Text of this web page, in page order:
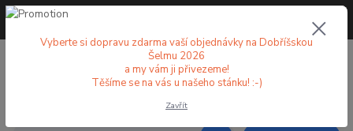
+420 773 998 582
Vyberte si dopravu zdarma vaší objednávky na Dobříšskou
Šelmu 2026
a my vám ji přivezeme!
Těšíme se na vás u našeho stánku! :-)
Zavřít